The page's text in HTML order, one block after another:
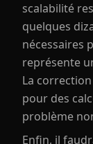
scalabilité
quelques
nécessaires
représente
La
pour des
problème
Enfin, il